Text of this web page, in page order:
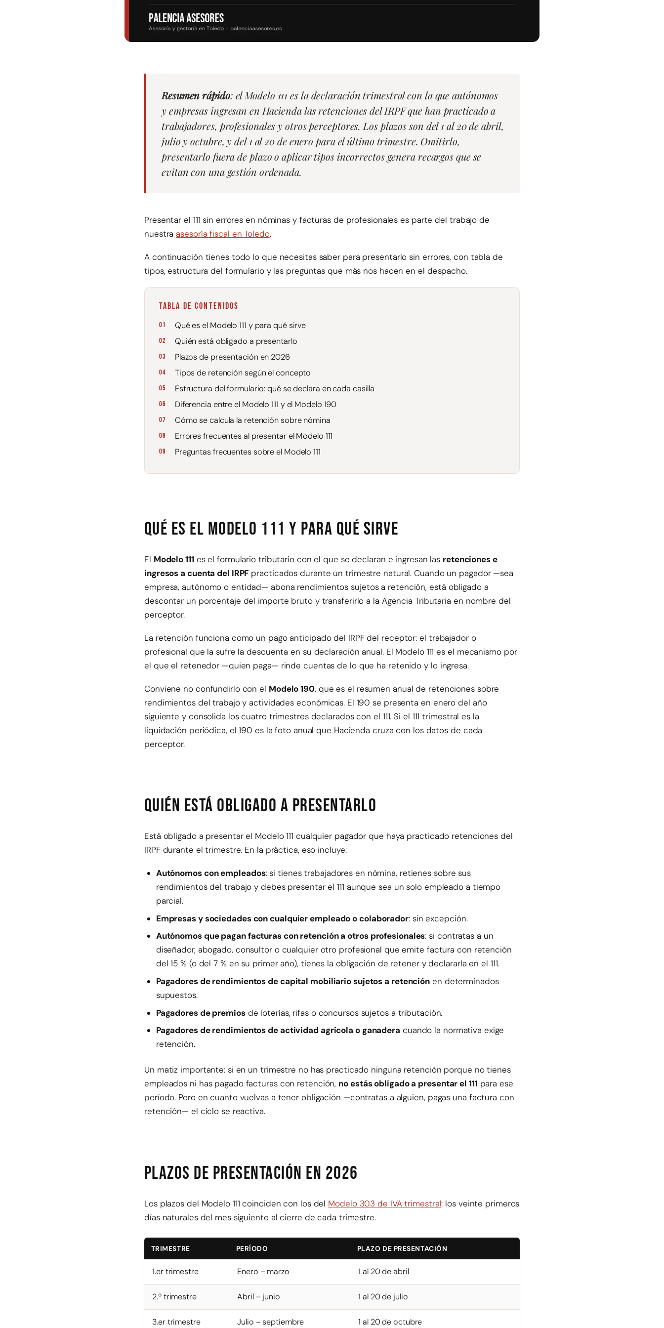
Resumen rápido: el Modelo 111 es la declaración trimestral con la que autónomos
y empresas ingresan en Hacienda las retenciones del IRPF que han practicado a
trabajadores, profesionales y otros perceptores. Los plazos son del 1 al 20 de abril,
julio y octubre, y del 1 al 20 de enero para el último trimestre. Omitirlo,
presentarlo fuera de plazo o aplicar tipos incorrectos genera recargos que se
evitan con una gestión ordenada.
Presentar el 111 sin errores en nóminas y facturas de profesionales es parte del trabajo de
nuestraasesoría fiscal en Toledo.
A continuación tienes todo lo que necesitas saber para presentarlo sin errores, con tabla de
tipos, estructura del formulario y las preguntas que más nos hacen en el despacho.
TABLA DE CONTENIDOS
Qué es el Modelo 111 y para qué sirve
Quién está obligado a presentarlo
Plazos de presentación en 2026
Tipos de retención según el concepto
Estructura del formulario: qué se declara en cada casilla
Diferencia entre el Modelo 111 y el Modelo 190
Cómo se calcula la retención sobre nómina
Errores frecuentes al presentar el Modelo 111
Preguntas frecuentes sobre el Modelo 111
Qué es el Modelo 111 y para qué sirve
El Modelo 111 es el formulario tributario con el que se declaran e ingresan las retenciones e
ingresos a cuenta del IRPF practicados durante un trimestre natural. Cuando un pagador —sea
empresa, autónomo o entidad— abona rendimientos sujetos a retención, está obligado a
descontar un porcentaje del importe bruto y transferirlo a la Agencia Tributaria en nombre del
perceptor.
La retención funciona como un pago anticipado del IRPF del receptor: el trabajador o
profesional que la sufre la descuenta en su declaración anual. El Modelo 111 es el mecanismo por
el que el retenedor —quien paga— rinde cuentas de lo que ha retenido y lo ingresa.
Conviene no confundirlo con el Modelo 190, que es el resumen anual de retenciones sobre
rendimientos del trabajo y actividades económicas. El 190 se presenta en enero del año
siguiente y consolida los cuatro trimestres declarados con el 111. Si el 111 trimestral es la
liquidación periódica, el 190 es la foto anual que Hacienda cruza con los datos de cada
perceptor.
Quién está obligado a presentarlo
Está obligado a presentar el Modelo 111 cualquier pagador que haya practicado retenciones del
IRPF durante el trimestre. En la práctica, eso incluye:
Autónomos con empleados: si tienes trabajadores en nómina, retienes sobre sus
rendimientos del trabajo y debes presentar el 111 aunque sea un solo empleado a tiempo
parcial.
Empresas y sociedades con cualquier empleado o colaborador: sin excepción.
Autónomos que pagan facturas con retención a otros profesionales: si contratas a un
diseñador, abogado, consultor o cualquier otro profesional que emite factura con retención
del 15 % (o del 7 % en su primer año), tienes la obligación de retener y declararla en el 111.
Pagadores de rendimientos de capital mobiliario sujetos a retención en determinados
supuestos.
Pagadores de premiosde loterías, rifas o concursos sujetos a tributación.
Pagadores de rendimientos de actividad agrícola o ganadera cuando la normativa exige
retención.
Un matiz importante: si en un trimestre no has practicado ninguna retención porque no tienes
empleados ni has pagado facturas con retención, no estás obligado a presentar el 111 para ese
período. Pero en cuanto vuelvas a tener obligación —contratas a alguien, pagas una factura con
retención— el ciclo se reactiva.
Plazos de presentación en 2026
Los plazos del Modelo 111 coinciden con los del Modelo 303 de IVA trimestral: los veinte primeros
días naturales del mes siguiente al cierre de cada trimestre.
TRIMESTRE PERÍODO PLAZO DE PRESENTACIÓN
1.er trimestre Enero – marzo 1 al 20 de abril
2.º trimestre Abril – junio 1 al 20 de julio
3.er trimestre Julio – septiembre 1 al 20 de octubre